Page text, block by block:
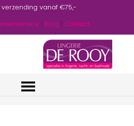
vanaf €75,-
| Blog | Contact